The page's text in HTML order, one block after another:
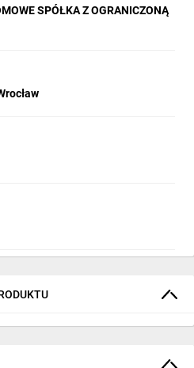
SPÓŁKA Z OGRANICZONĄ